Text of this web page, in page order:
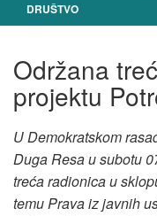
DRUŠTVO
Održana
projektu
U Demokratskom
Duga Resa u subotu
treća radionica u
temu Prava iz javnih